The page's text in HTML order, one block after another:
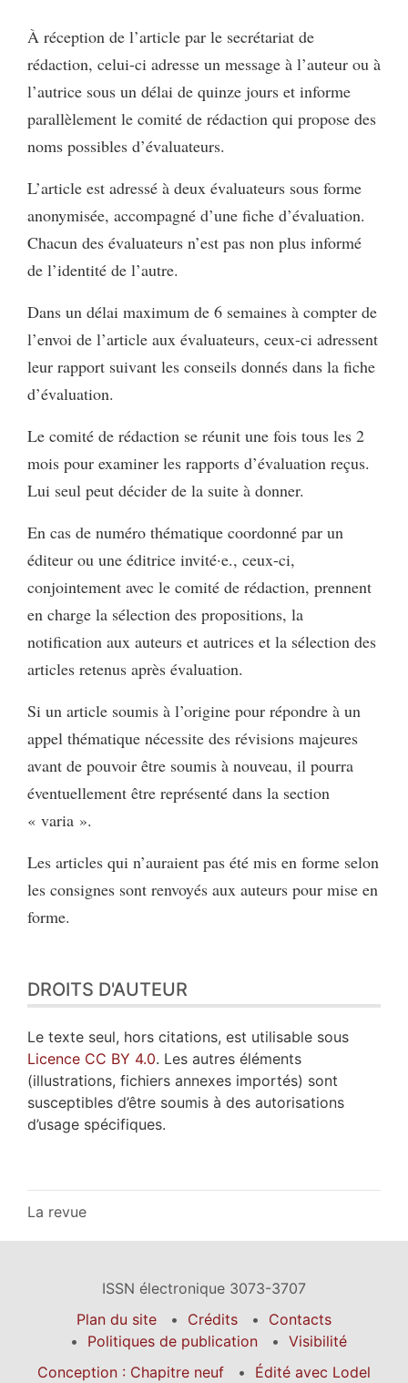
À réception de l’article par le secrétariat de
rédaction, celui-ci adresse un message à l’auteur ou à
l’autrice sous un délai de quinze jours et informe
parallèlement le comité de rédaction qui propose des
noms possibles d’évaluateurs.
L’article est adressé à deux évaluateurs sous forme
anonymisée, accompagné d’une fiche d’évaluation.
Chacun des évaluateurs n’est pas non plus informé
de l’identité de l’autre.
Dans un délai maximum de 6 semaines à compter de
l’envoi de l’article aux évaluateurs, ceux-ci adressent
leur rapport suivant les conseils donnés dans la fiche
d’évaluation.
Le comité de rédaction se réunit une fois tous les 2
mois pour examiner les rapports d’évaluation reçus.
Lui seul peut décider de la suite à donner.
En cas de numéro thématique coordonné par un
éditeur ou une éditrice invité·e., ceux-ci,
conjointement avec le comité de rédaction, prennent
en charge la sélection des propositions, la
notification aux auteurs et autrices et la sélection des
articles retenus après évaluation.
Si un article soumis à l’origine pour répondre à un
appel thématique nécessite des révisions majeures
avant de pouvoir être soumis à nouveau, il pourra
éventuellement être représenté dans la section
« varia ».
Les articles qui n’auraient pas été mis en forme selon
les consignes sont renvoyés aux auteurs pour mise en
forme.
DROITS D'AUTEUR
Le texte seul, hors citations, est utilisable sous
Licence CC BY 4.0. Les autres éléments
(illustrations, fichiers annexes importés) sont
susceptibles d’être soumis à des autorisations
d’usage spécifiques.
La revue
ISSN électronique 3073-3707
Plan du site
Crédits
Contacts
Politiques de publication
Visibilité
Conception : Chapitre neuf
Édité avec Lodel